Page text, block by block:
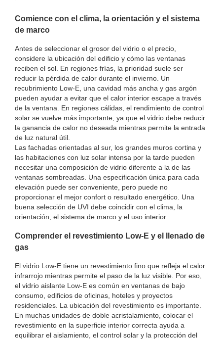
Comience con el clima, la orientación y el sistema
de marco
Antes de seleccionar el grosor del vidrio o el precio,
considere la ubicación del edificio y cómo las ventanas
reciben el sol. En regiones frías, la prioridad suele ser
reducir la pérdida de calor durante el invierno. Un
recubrimiento Low-E, una cavidad más ancha y gas argón
pueden ayudar a evitar que el calor interior escape a través
de la ventana. En regiones cálidas, el rendimiento de control
solar se vuelve más importante, ya que el vidrio debe reducir
la ganancia de calor no deseada mientras permite la entrada
de luz natural útil.
Las fachadas orientadas al sur, los grandes muros cortina y
las habitaciones con luz solar intensa por la tarde pueden
necesitar una composición de vidrio diferente a la de las
ventanas sombreadas. Una especificación única para cada
elevación puede ser conveniente, pero puede no
proporcionar el mejor confort o resultado energético. Una
buena selección de UVI debe coincidir con el clima, la
orientación, el sistema de marco y el uso interior.
Comprender el revestimiento Low-E y el llenado de
gas
El vidrio Low-E tiene un revestimiento fino que refleja el calor
infrarrojo mientras permite el paso de la luz visible. Por eso,
el vidrio aislante Low-E es común en ventanas de bajo
consumo, edificios de oficinas, hoteles y proyectos
residenciales. La ubicación del revestimiento es importante.
En muchas unidades de doble acristalamiento, colocar el
revestimiento en la superficie interior correcta ayuda a
equilibrar el aislamiento, el control solar y la protección del